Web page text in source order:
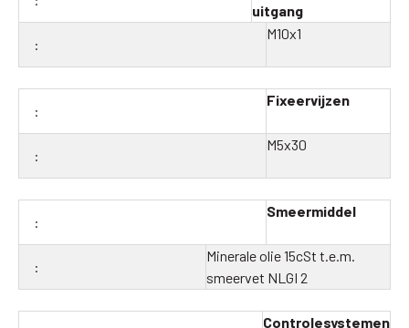
uitgang
M10x1
Fixeervijzen
M5x30
Smeermiddel
Minerale olie 15cSt t.e.m.
smeervet NLGI 2
Controlesystemen